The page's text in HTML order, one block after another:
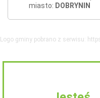
miasto: DOBRYNIN
Logo gminy pobrano z serwisu: